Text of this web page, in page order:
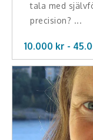
tala med
precision? ...
10.000 kr -